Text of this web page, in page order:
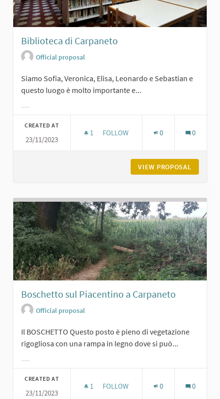
Biblioteca di Carpaneto
Official proposal
Siamo Sofia, Veronica, Elisa, Leonardo e Sebastian e
questo luogo è molto importante e...
CREATED AT
23/11/2023
1 1 FOLLOWER
FOLLOW 0 0
VIEW PROPOSAL
Boschetto sul Piacentino a Carpaneto
Official proposal
Il BOSCHETTO Questo posto è pieno di vegetazione
rigogliosa con una rampa in legno dove si può...
CREATED AT
23/11/2023
1 1 FOLLOWER
FOLLOW 0 0